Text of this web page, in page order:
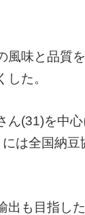
味と品質
た。
(31)を中
は全国納
も目指し